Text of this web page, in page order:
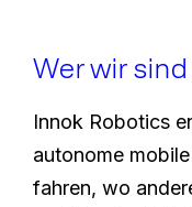
Wer wir sind
Innok Robotics
autonome
fahren, wo